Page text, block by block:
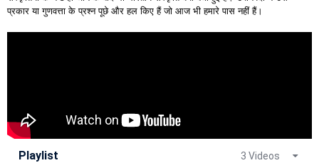
प्रकार या गुणवत्ता के प्रश्न पूछे और हल किए हैं जो आज भी हमारे पास नहीं हैं।
Playlist 3 Videos